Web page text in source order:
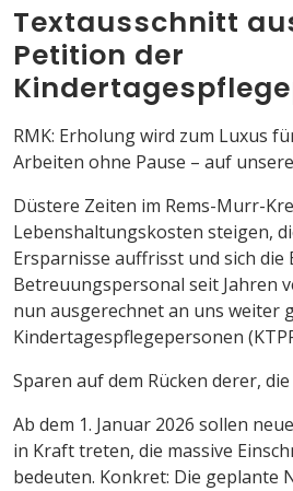
Textausschnitt
Petition der
RMK: Erholung wird zum Luxus
Arbeiten ohne Pause – auf
Düstere Zeiten im Rems-Murr-
Lebenshaltungskosten steigen,
Ersparnisse auffrisst und sich
Betreuungspersonal seit Jahren
nun ausgerechnet an uns weiter
Kindertagespflegepersonen
Sparen auf dem Rücken derer,
Ab dem 1. Januar 2026 sollen
in Kraft treten, die massive
bedeuten. Konkret: Die geplante